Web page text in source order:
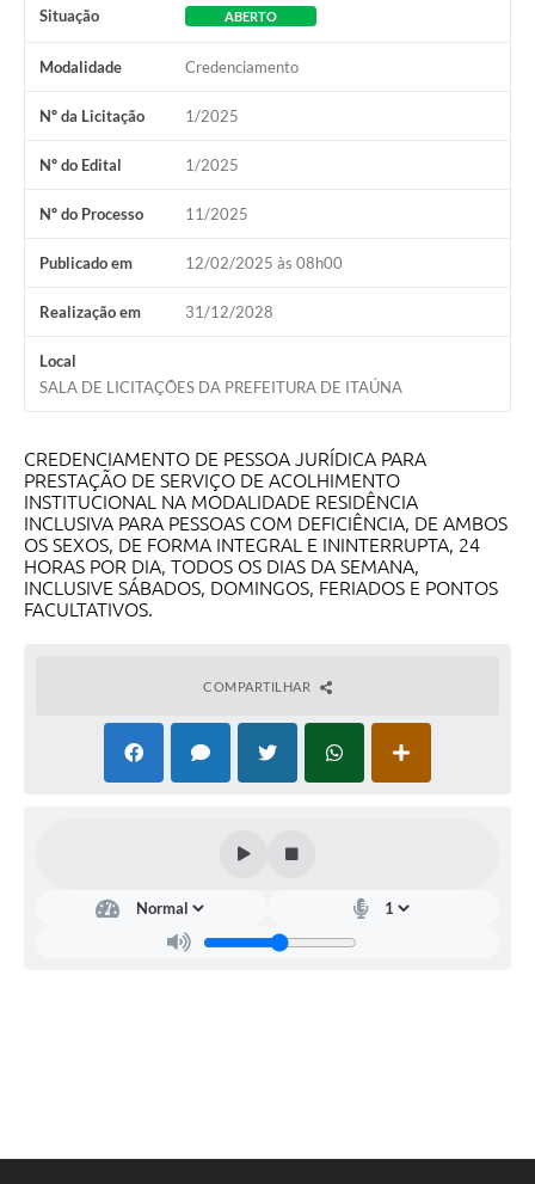
Situação ABERTO
Modalidade Credenciamento
Nº da Licitação 1/2025
Nº do Edital 1/2025
Nº do Processo 11/2025
Publicado em 12/02/2025 às 08h00
Realização em 31/12/2028
Local
SALA DE LICITAÇÕES DA PREFEITURA DE ITAÚNA
CREDENCIAMENTO DE PESSOA JURÍDICA PARA
PRESTAÇÃO DE SERVIÇO DE ACOLHIMENTO
INSTITUCIONAL NA MODALIDADE RESIDÊNCIA
INCLUSIVA PARA PESSOAS COM DEFICIÊNCIA, DE AMBOS
OS SEXOS, DE FORMA INTEGRAL E ININTERRUPTA, 24
HORAS POR DIA, TODOS OS DIAS DA SEMANA,
INCLUSIVE SÁBADOS, DOMINGOS, FERIADOS E PONTOS
FACULTATIVOS.
COMPARTILHAR